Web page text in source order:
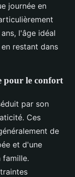
journée en
l'âge idéal
restant dans
pour le confort
par son
Ces
de
et d'une
famille.